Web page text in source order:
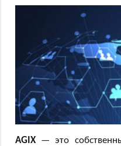
AGIX — это